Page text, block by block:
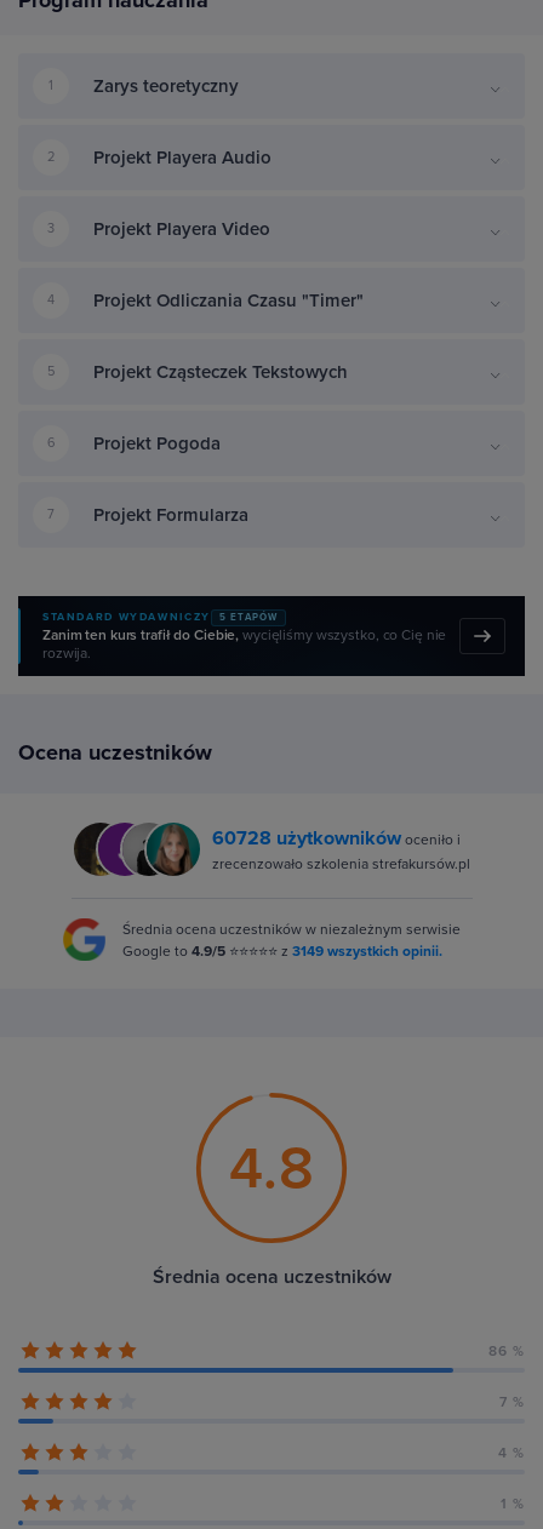
1 Zarys teoretyczny
2 Projekt Playera Audio
3 Projekt Playera Video
4 Projekt Odliczania Czasu "Timer"
5 Projekt Cząsteczek Tekstowych
6 Projekt Pogoda
7 Projekt Formularza
STANDARD WYDAWNICZY 5 ETAPÓW
Zanim ten kurs trafił do Ciebie,wycięliśmy wszystko, co Cię nie
rozwija.
Ocena uczestników
60728 użytkownikówoceniło i
zrecenzowało szkolenia strefakursów.pl
Średnia ocena uczestników w niezależnym serwisie
Google to 4.9/5 ⭐⭐⭐⭐⭐ z 3149 wszystkich opinii.
4.8
Średnia ocena uczestników
86 %
7 %
4 %
1 %